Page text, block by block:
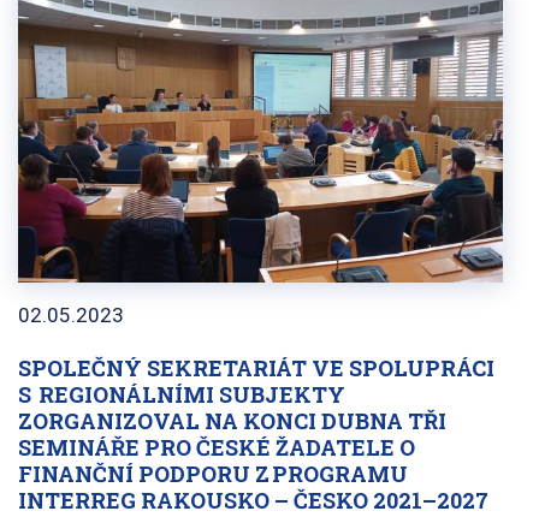
SPOLEČNÝ SEKRETARIÁT VE SPOLUPRÁCI
S REGIONÁLNÍMI SUBJEKTY
ZORGANIZOVAL NA KONCI DUBNA TŘI
SEMINÁŘE PRO ČESKÉ ŽADATELE O
FINANČNÍ PODPORU Z PROGRAMU
INTERREG RAKOUSKO – ČESKO 2021–2027
02.05.2023